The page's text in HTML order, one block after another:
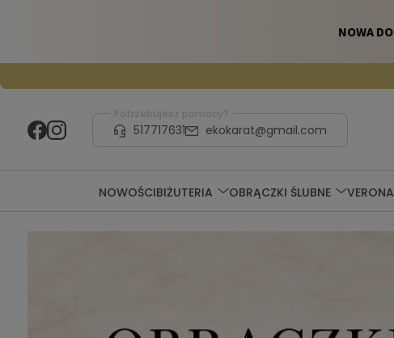
Potrzebujesz pomocy?
517717631 ekokarat@gmail.com
NOWOŚCIBIŻUTERIA OBRĄCZKI ŚLUBNE VERONA